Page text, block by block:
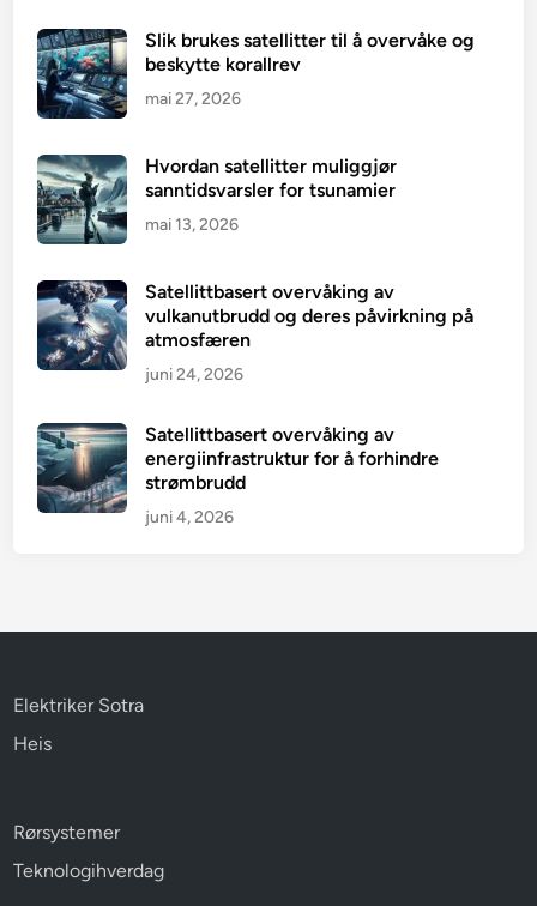
Slik brukes satellitter til å overvåke og
beskytte korallrev
mai 27, 2026
Hvordan satellitter muliggjør
sanntidsvarsler for tsunamier
mai 13, 2026
Satellittbasert overvåking av
vulkanutbrudd og deres påvirkning på
atmosfæren
juni 24, 2026
Satellittbasert overvåking av
energiinfrastruktur for å forhindre
strømbrudd
juni 4, 2026
Elektriker Sotra
Heis
Rørsystemer
Teknologihverdag